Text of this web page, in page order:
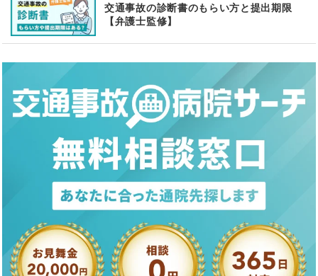
交通事故の診断書のもらい方と提出期限
【弁護士監修】